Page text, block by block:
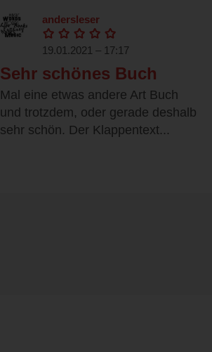
andersleser
19.01.2021 – 17:17
Sehr schönes Buch
Mal eine etwas andere Art Buch
und trotzdem, oder gerade deshalb
sehr schön. Der Klappentext...